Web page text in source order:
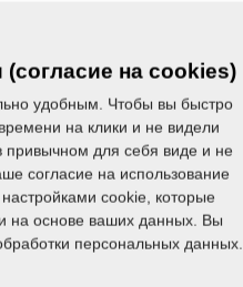
Вес:
на cookies)
удобным. Чтобы вы быстро
на клики и не видели
привычном для себя виде и не
согласие на использование
cookie, которые
на основе ваших данных. Вы
персональных данных.